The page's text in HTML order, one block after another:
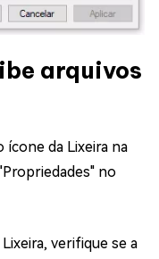
arquivos
da Lixeira na
no
verifique se a